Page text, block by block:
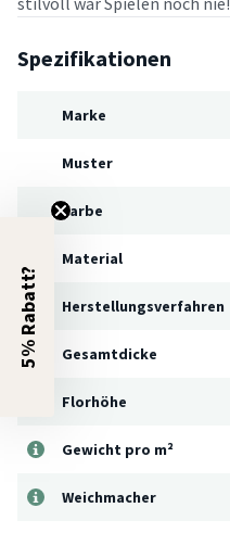
Spezifikationen
Marke
Muster
Farbe
Material
Herstellungsverfahren
Gesamtdicke
Florhöhe
Gewicht pro m²
Weichmacher
5% Rabatt?